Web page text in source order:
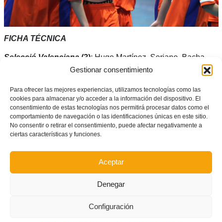
Gestionar consentimiento
Para ofrecer las mejores experiencias, utilizamos tecnologías como las
cookies para almacenar y/o acceder a la información del dispositivo. El
consentimiento de estas tecnologías nos permitirá procesar datos como el
comportamiento de navegación o las identificaciones únicas en este sitio.
No consentir o retirar el consentimiento, puede afectar negativamente a
ciertas características y funciones.
Aceptar
Denegar
Configuración
FICHA TÉCNICA
Selecció Valenciana (3): Hugo Martínez, Soriano, Bacha,
Jorge y Aitor -cinco inicial-. También jugaron Martín Llopis,
Sergi López, Guillermo, Diocles, Liam Matías, Mateo y Leo
Lloret.
Ceuta (3):Naim, Nadir, Víctor, Lucas, Karim -cinco inicial-.
También jugaron Muhamad, Maher, Adam, Mohamed, Aman
1-0 (Soriano 3′), 2-0 (Liam Matías, 16′), 2-1
: Laura Gomariz y Raúl Rocamora (Colegio Región